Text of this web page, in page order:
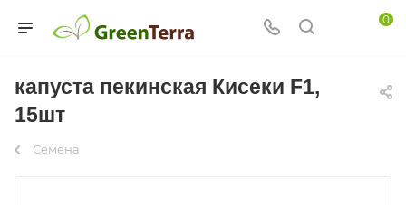
0
капуста пекинская Кисеки F1,
15шт
Семена